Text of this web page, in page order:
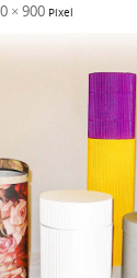
× 900 Pixel